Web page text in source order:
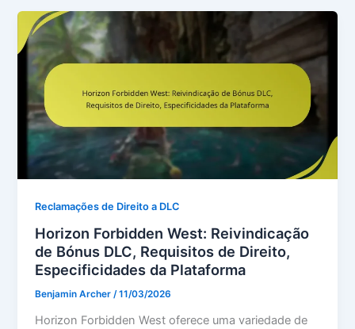
Reclamações de Direito a DLC
Horizon Forbidden West: Reivindicação
de Bónus DLC, Requisitos de Direito,
Especificidades da Plataforma
Benjamin Archer/11/03/2026
Horizon Forbidden West oferece uma variedade de